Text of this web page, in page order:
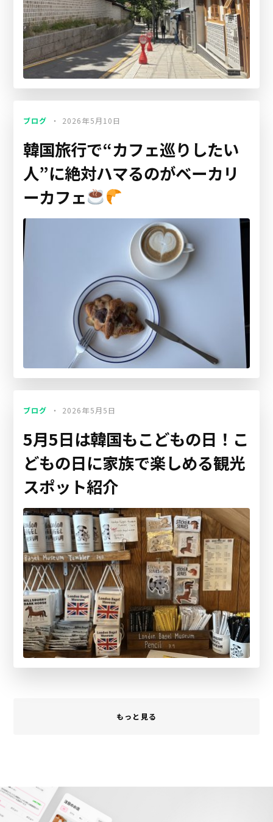
ブログ 2026年5月10日
韓国旅行で“カフェ巡りしたい
人”に絶対ハマるのがベーカリ
ーカフェ
ブログ 2026年5月5日
5月5日は韓国もこどもの日！こ
どもの日に家族で楽しめる観光
スポット紹介
もっと見る